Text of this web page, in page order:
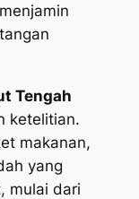
Tengah
ketelitian.
makanan,
yang
mulai dari